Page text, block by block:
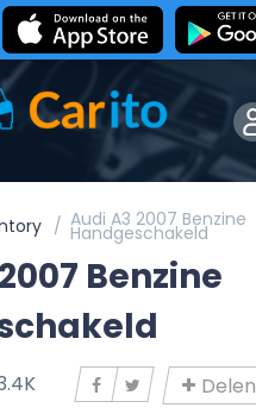
Audi A3 2007 Benzine
Handgeschakeld
Benzine
Delen